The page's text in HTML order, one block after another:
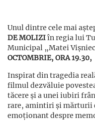
Unul dintre cele mai
DE MOLIZIîn regia lui
Municipal „Matei
OCTOMBRIE, ORA 19.30,
Inspirat din tragedia
filmul dezvăluie
tăcere și a unei iubiri
rare, amintiri și
emoționant despre